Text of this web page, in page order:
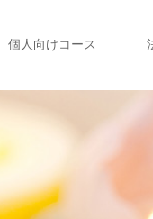
個人向けコース